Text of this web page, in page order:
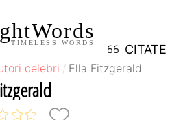
TIMELESS WORDS CITATE
celebri Ella Fitzgerald